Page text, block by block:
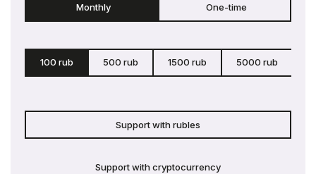
Monthly One-time
100 rub 500 rub 1500 rub 5000 rub
Support with rubles
Support with cryptocurrency